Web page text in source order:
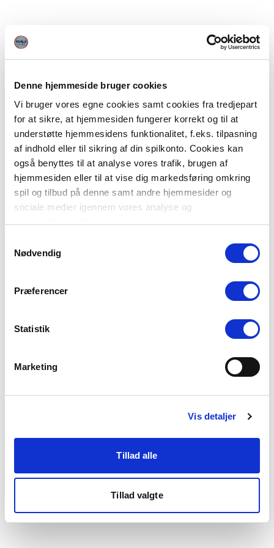
Denne hjemmeside bruger cookies
Vi bruger vores egne cookies samt cookies fra tredjepart
for at sikre, at hjemmesiden fungerer korrekt og til at
understøtte hjemmesidens funktionalitet, f.eks. tilpasning
af indhold eller til sikring af din spilkonto. Cookies kan
også benyttes til at analyse vores trafik, brugen af
hjemmesiden eller til at vise dig markedsføring omkring
spil og tilbud på denne samt andre hjemmesider og
sociale medier igennem vores analyse og
Du kan læse mere om vores brug af cookies under
"Detaljer" eller ved at klikke videre til vores Cookiepolitik,
Nødvendig
Præferencer
Statistik
Marketing
Vis detaljer
Tillad alle
Tillad valgte